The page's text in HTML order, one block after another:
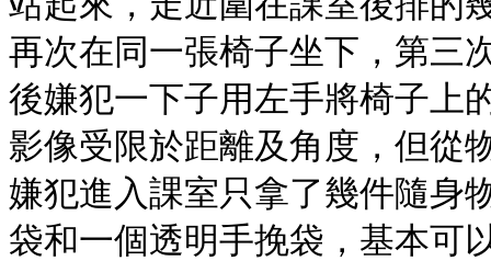
再次在同一張椅子坐下，第三
後嫌犯一下子用左手將椅子上
影像受限於距離及角度，但從
嫌犯進入課室只拿了幾件隨身
袋和一個透明手挽袋，基本可